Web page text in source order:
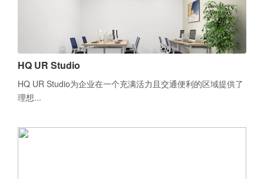
HQ UR Studio
HQ UR Studio为企业在一个充满活力且交通便利的区域提供了
理想...